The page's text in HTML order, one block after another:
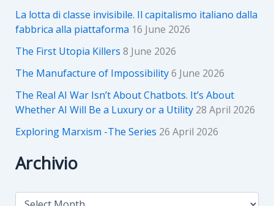
La lotta di classe invisibile. Il capitalismo italiano dalla
fabbrica alla piattaforma 16 June 2026
The First Utopia Killers 8 June 2026
The Manufacture of Impossibility6 June 2026
The Real AI War Isn’t About Chatbots. It’s About
Whether AI Will Be a Luxury or a Utility 28 April 2026
Exploring Marxism -The Series 26 April 2026
Archivio
A